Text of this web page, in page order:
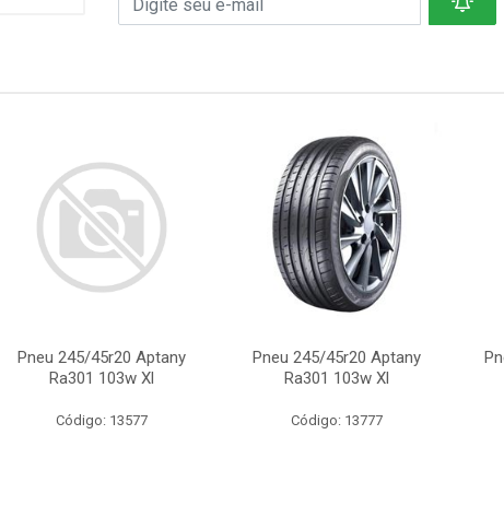
Pneu 245/45r20 Aptany
Ra301 103w Xl
Código: 13577
Pneu 245/45r20 Aptany
Ra301 103w Xl
Código: 13777